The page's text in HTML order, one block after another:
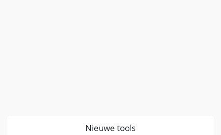
Nieuwe tools